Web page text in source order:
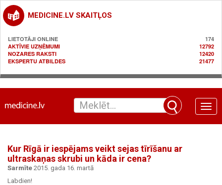
MEDICINE.LV SKAITĻOS
LIETOTĀJI ONLINE
174
AKTĪVIE UZŅĒMUMI
12792
NOZARES RAKSTI
12420
EKSPERTU ATBILDES
21477
Toggle
Kur Rīgā ir iespējams veikt sejas tīrīšanu ar
ultraskaņas skrubi un kāda ir cena?
Sarmīte 2015. gada 16. martā
Labdien!